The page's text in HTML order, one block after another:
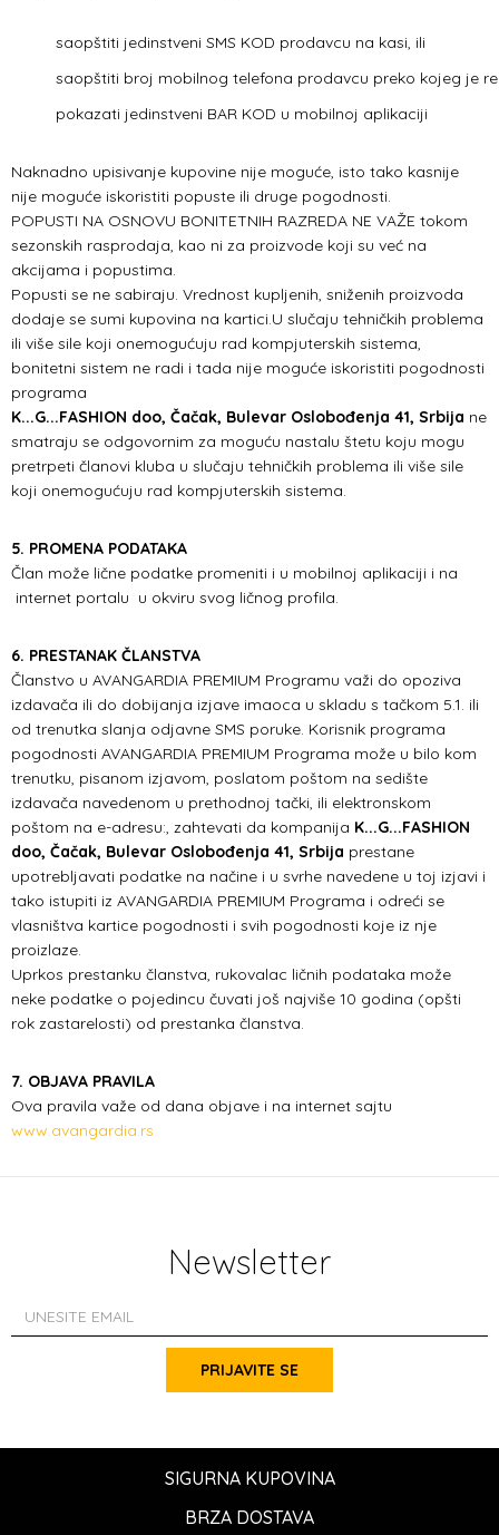
saopštiti jedinstveni SMS KOD prodavcu na kasi, ili
saopštiti broj mobilnog telefona prodavcu preko kojeg je
pokazati jedinstveni BAR KOD u mobilnoj aplikaciji
Naknadno upisivanje kupovine nije moguće, isto tako kasnije
nije moguće iskoristiti popuste ili druge pogodnosti.
POPUSTI NA OSNOVU BONITETNIH RAZREDA NE VAŽE tokom
sezonskih rasprodaja, kao ni za proizvode koji su već na
akcijama i popustima.
Popusti se ne sabiraju. Vrednost kupljenih, sniženih proizvoda
dodaje se sumi kupovina na kartici.U slučaju tehničkih problema
ili više sile koji onemogućuju rad kompjuterskih sistema,
bonitetni sistem ne radi i tada nije moguće iskoristiti pogodnosti
programa
K...G...FASHION doo, Čačak, Bulevar Oslobođenja 41, Srbija ne
smatraju se odgovornim za moguću nastalu štetu koju mogu
pretrpeti članovi kluba u slučaju tehničkih problema ili više sile
koji onemogućuju rad kompjuterskih sistema.
5. PROMENA PODATAKA
Član može lične podatke promeniti i u mobilnoj aplikaciji i na
internet portalu u okviru svog ličnog profila.
6. PRESTANAK ČLANSTVA
Članstvo u AVANGARDIA PREMIUM Programu važi do opoziva
izdavača ili do dobijanja izjave imaoca u skladu s tačkom 5.1. ili
od trenutka slanja odjavne SMS poruke. Korisnik programa
pogodnosti AVANGARDIA PREMIUM Programa može u bilo kom
trenutku, pisanom izjavom, poslatom poštom na sedište
izdavača navedenom u prethodnoj tački, ili elektronskom
poštom na e-adresu:, zahtevati da kompanija K...G...FASHION
doo, Čačak, Bulevar Oslobođenja 41, Srbija prestane
upotrebljavati podatke na načine i u svrhe navedene u toj izjavi i
tako istupiti iz AVANGARDIA PREMIUM Programa i odreći se
vlasništva kartice pogodnosti i svih pogodnosti koje iz nje
proizlaze.
Uprkos prestanku članstva, rukovalac ličnih podataka može
neke podatke o pojedincu čuvati još najviše 10 godina (opšti
rok zastarelosti) od prestanka članstva.
7. OBJAVA PRAVILA
Ova pravila važe od dana objave i na internet sajtu
www.avangardia.rs
Newsletter
PRIJAVITE SE
SIGURNA KUPOVINA
BRZA DOSTAVA